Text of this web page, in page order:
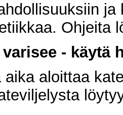
Ohjeita
- käytä
aika aloittaa